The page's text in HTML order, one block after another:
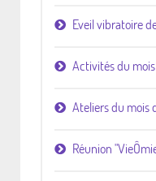
Eveil vibratoire
Activités du
Ateliers du mois
Réunion